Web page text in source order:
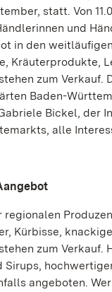
statt. Von
und
in den
Kräuterprodukte,
zum Verkauf.
Baden-
Bickel, der
alle
regionalen
Kürbisse,
zum Verkauf.
Sirups,
angeboten.